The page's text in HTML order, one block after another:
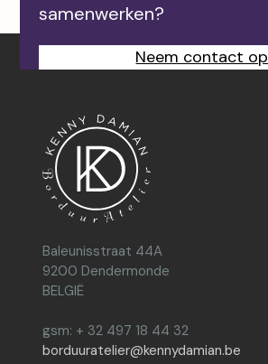
samenwerken?
Neem contact op
Baleunisstraat 44A
9200 Dendermonde
BELGIË
gsm: + 32 497 18 44 32
borduuratelier@kennydamian.be